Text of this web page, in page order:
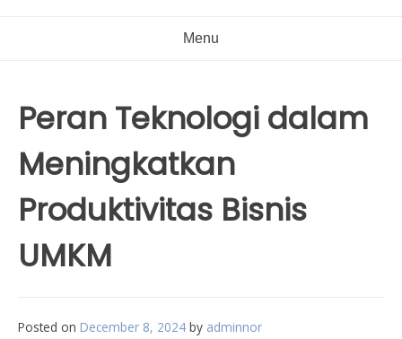
Menu
Peran Teknologi dalam
Meningkatkan
Produktivitas Bisnis
UMKM
Posted on December 8, 2024 by adminnor